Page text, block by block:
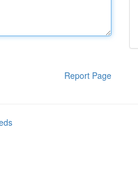
Report Page